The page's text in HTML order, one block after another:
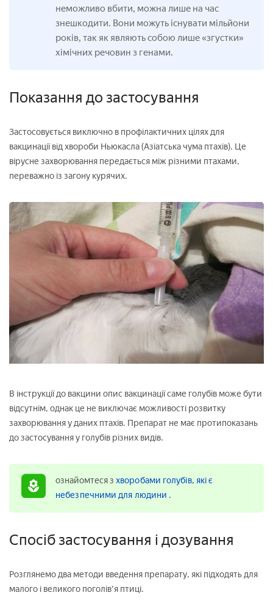
неможливо вбити, можна лише на час
знешкодити. Вони можуть існувати мільйони
років, так як являють собою лише «згустки»
хімічних речовин з генами.
Показання до застосування
Застосовується виключно в профілактичних цілях для
вакцинації від хвороби Ньюкасла (Азіатська чума птахів). Це
вірусне захворювання передається між різними птахами,
переважно із загону курячих.
В інструкції до вакцини опис вакцинації саме голубів може бути
відсутнім, однак це не виключає можливості розвитку
захворювання у даних птахів. Препарат не має протипоказань
до застосування у голубів різних видів.
ознайомтеся з хворобами голубів, які є
небезпечними для людини .
Спосіб застосування і дозування
Розглянемо два методи введення препарату, які підходять для
малого і великого поголів'я птиці.